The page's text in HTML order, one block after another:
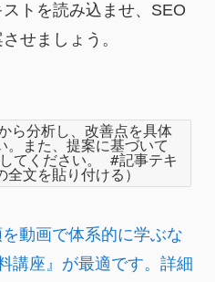
トを読み込ませ、SEO
せましょう。
ら分析し、改善点を具体
。また、提案に基づいて
てください。 #記事テキ
文を貼り付ける）
動画で体系的に学ぶな
講座』が最適です。詳細